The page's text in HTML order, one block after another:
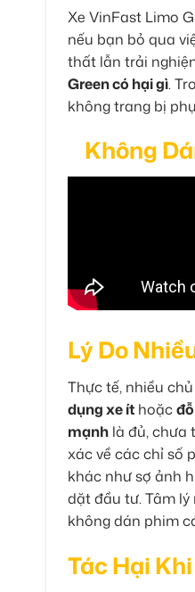
Xe VinFast Limo
nếu bạn bỏ qua
thất lẫn trải
Green có hại gì.
không trang bị
Không
Lý Do
Thực tế, nhiều
dụng xe ít hoặc
mạnh là đủ, chưa
xác về các chỉ số
khác như sợ ảnh
dặt đầu tư. Tâm lý
không dán phim
Tác Hại